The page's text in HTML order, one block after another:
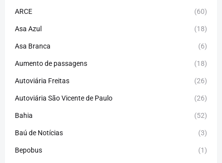
ARCE (60)
Asa Azul (18)
Asa Branca (6)
Aumento de passagens (18)
Autoviária Freitas (26)
Autoviária São Vicente de Paulo (26)
Bahia (52)
Baú de Notícias (3)
Bepobus (1)